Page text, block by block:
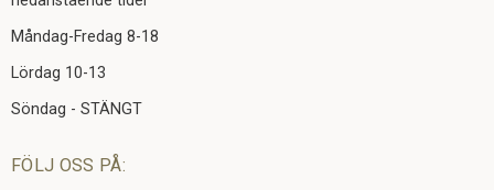
Måndag-Fredag 8-18
Lördag 10-13
Söndag - STÄNGT
FÖLJ OSS PÅ: